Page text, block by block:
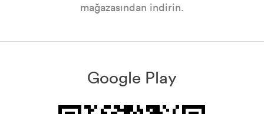
mağazasından indirin.
Google Play